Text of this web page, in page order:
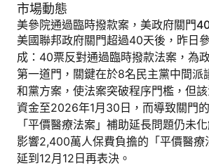
市場動態
美參院通過臨時撥款案，美政府關門
美國聯邦政府關門超過40天後，昨日
成：40票反對通過臨時撥款法案，為
第一道門，關鍵在於8名民主黨中間派
和黨方案，使法案突破程序門檻，但
資金至2026年1月30日，而導致關門
「平價醫療法案」補助延長問題仍未
影響2,400萬人保費負擔的「平價醫療
延到12月12日再表決。